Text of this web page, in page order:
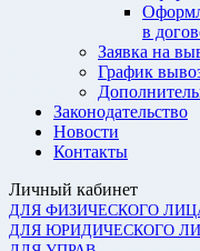
в
Заявка на
График
Законодательство
Новости
Контакты
Личный кабинет
ДЛЯ ФИЗИЧЕСКОГО
ДЛЯ ЮРИДИЧЕСКОГО